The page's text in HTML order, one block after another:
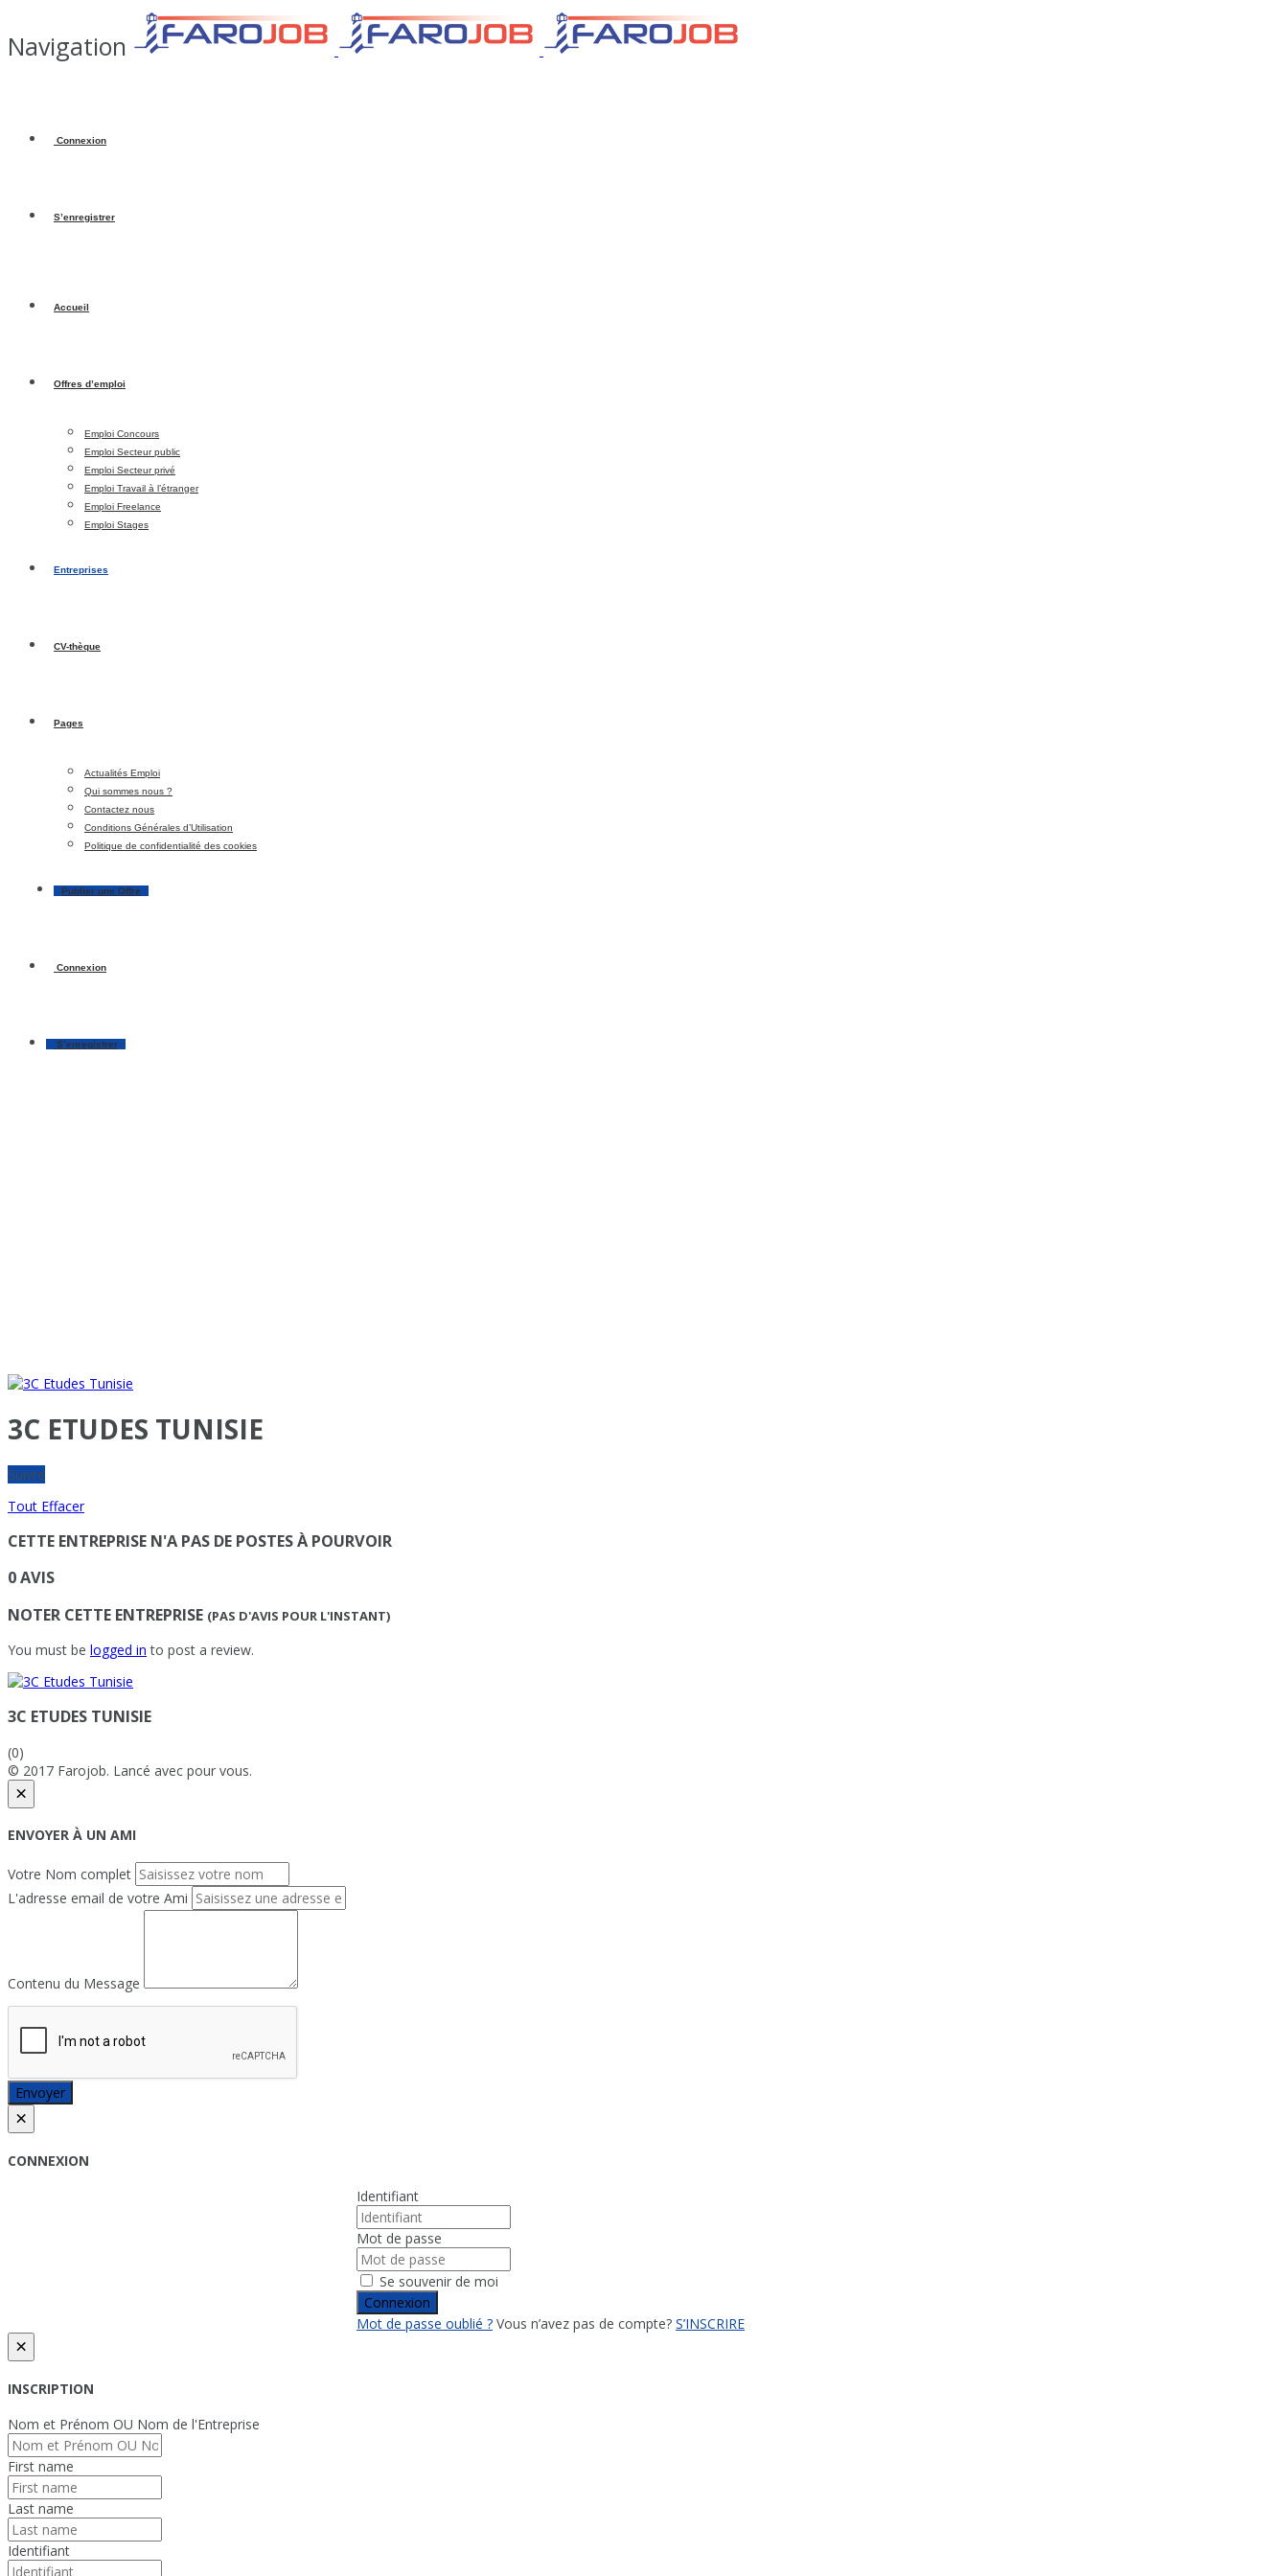
Navigation
Connexion
S’enregistrer
Accueil
Offres d’emploi
Emploi Concours
Emploi Secteur public
Emploi Secteur privé
Emploi Travail à l’étranger
Emploi Freelance
Emploi Stages
Entreprises
CV-thèque
Pages
Actualités Emploi
Qui sommes nous ?
Contactez nous
Conditions Générales d’Utilisation
Politique de confidentialité des cookies
Publier une Offre
Connexion
S’enregistrer
3C ETUDES TUNISIE
Suivre
Tout Effacer
CETTE ENTREPRISE N'A PAS DE POSTES À POURVOIR
0 AVIS
NOTER CETTE ENTREPRISE (PAS D'AVIS POUR L'INSTANT)
You must be logged in to post a review.
3C ETUDES TUNISIE
(0)
© 2017 Farojob. Lancé avec pour vous.
×
ENVOYER À UN AMI
Votre Nom complet
L'adresse email de votre Ami
Contenu du Message
Envoyer
×
CONNEXION
Identifiant
Mot de passe
Se souvenir de moi
Connexion
Mot de passe oublié ? Vous n’avez pas de compte? S’INSCRIRE
×
INSCRIPTION
Nom et Prénom OU Nom de l'Entreprise
First name
Last name
Identifiant